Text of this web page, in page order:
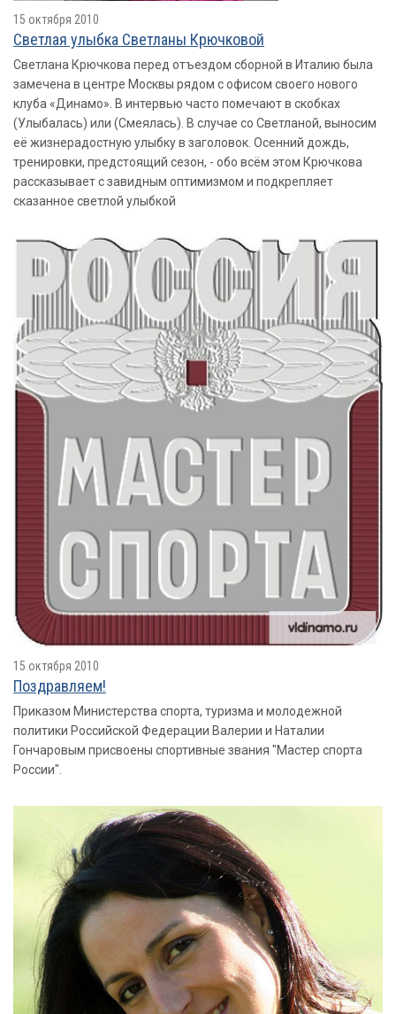
15 октября 2010
Светлая улыбка Светланы Крючковой
Светлана Крючкова перед отъездом сборной в Италию была
замечена в центре Москвы рядом с офисом своего нового
клуба «Динамо». В интервью часто помечают в скобках
(Улыбалась) или (Смеялась). В случае со Светланой, выносим
её жизнерадостную улыбку в заголовок. Осенний дождь,
тренировки, предстоящий сезон, - обо всём этом Крючкова
рассказывает с завидным оптимизмом и подкрепляет
сказанное светлой улыбкой
15 октября 2010
Поздравляем!
Приказом Министерства спорта, туризма и молодежной
политики Российской Федерации Валерии и Наталии
Гончаровым присвоены спортивные звания "Мастер спорта
России".